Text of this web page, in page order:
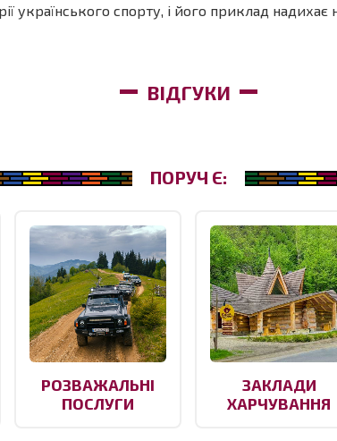
українського спорту, і його приклад
ВІДГУКИ
ПОРУЧ Є:
РОЗВАЖАЛЬНІ
ПОСЛУГИ
ЗАКЛАДИ
ХАРЧУВАННЯ